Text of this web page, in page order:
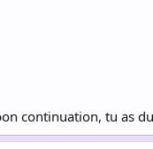
continuation, tu as